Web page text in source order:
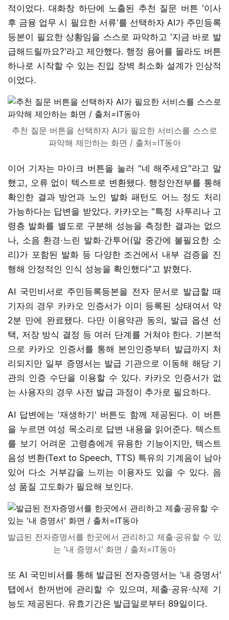
적이었다. 대화창 하단에 노출된 추천 질문 버튼 '이사
후 금융 업무 시 필요한 서류'를 선택하자 AI가 주민등록
등본이 필요한 상황임을 스스로 파악하고 '지금 바로 발
급해드릴까요?'라고 제안했다. 행정 용어를 몰라도 버튼
하나로 시작할 수 있는 진입 장벽 최소화 설계가 인상적
이었다.
추천 질문 버튼을 선택하자 AI가 필요한 서비스를 스스로
파악해 제안하는 화면 / 출처=IT동아
이어 기자는 마이크 버튼을 눌러 "네 해주세요"라고 말
했고, 오류 없이 텍스트로 변환됐다. 행정안전부를 통해
확인한 결과 방언과 노인 발화 패턴도 어느 정도 처리
가능하다는 답변을 받았다. 카카오는 "특정 사투리나 고
령층 발화를 별도로 구분해 성능을 측정한 결과는 없으
나, 소음 환경·느린 발화·간투어(말 중간에 불필요한 소
리)가 포함된 발화 등 다양한 조건에서 내부 검증을 진
행해 안정적인 인식 성능을 확인했다"고 밝혔다.
AI 국민비서로 주민등록등본을 전자 문서로 발급할 때
기자의 경우 카카오 인증서가 이미 등록된 상태여서 약
2분 만에 완료됐다. 다만 이용약관 동의, 발급 옵션 선
택, 저장 방식 결정 등 여러 단계를 거쳐야 한다. 기본적
으로 카카오 인증서를 통해 본인인증부터 발급까지 처
리되지만 일부 증명서는 발급 기관으로 이동해 해당 기
관의 인증 수단을 이용할 수 있다. 카카오 인증서가 없
는 사용자의 경우 사전 발급 과정이 추가로 필요하다.
AI 답변에는 '재생하기' 버튼도 함께 제공된다. 이 버튼
을 누르면 여성 목소리로 답변 내용을 읽어준다. 텍스트
를 보기 어려운 고령층에게 유용한 기능이지만, 텍스트
음성 변환(Text to Speech, TTS) 특유의 기계음이 남아
있어 다소 거부감을 느끼는 이용자도 있을 수 있다. 음
성 품질 고도화가 필요해 보인다.
발급된 전자증명서를 한곳에서 관리하고 제출·공유할 수 있
는 '내 증명서' 화면 / 출처=IT동아
또 AI 국민비서를 통해 발급된 전자증명서는 '내 증명서'
탭에서 한꺼번에 관리할 수 있으며, 제출·공유·삭제 기
능도 제공된다. 유효기간은 발급일로부터 89일이다.